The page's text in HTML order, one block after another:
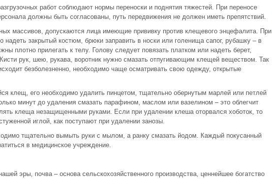
работ соблюдают нормы переноски и поднятия тяжестей. При переносе
должны быть согласованы, путь передвижения не должен иметь препятствий.
массивов, допускаются лица имеющие прививку против клещевого энцефалита. При
надеть закрытый костюм, брюки заправить в носки или голенища сапог, рубашку – в
плотно прилегать к телу. Голову следует повязать платком или надеть берет,
рук, шею, рукава, воротник нужно смазать отпугивающим клещей веществом. Так
безболезненно, необходимо чаще осматривать свою одежду, открытые
клещ, его необходимо удалить пинцетом, тщательно обернутым марлей или петлей
минут до удаления смазать парафином, маслом или вазелином – это облегчит
клеща незащищенными руками. Если при удалении клеша оторвался хоботок, то
иглой, как поступают при удалении занозы.
тщательно вымыть руки с мылом, а ранку смазать йодом. Каждый покусанный
в медицинское учреждение.
эры, почва – основа сельскохозяйственного производства, ценнейшее богатство